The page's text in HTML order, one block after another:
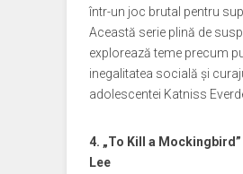
într-un joc brutal pentru
Această serie plină de
explorează teme precum
inegalitatea socială și
adolescentei Katniss
4. „To Kill a
Lee